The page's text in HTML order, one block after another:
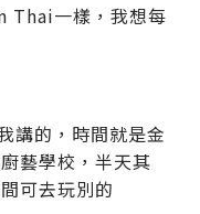
Thai一樣，我想每
講的，時間就是金
藝學校，半天其
可去玩別的